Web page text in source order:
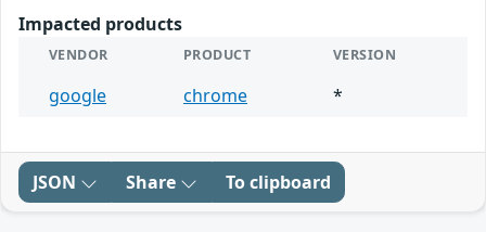
Impacted products
VENDOR PRODUCT VERSION
google chrome *
JSON Share To clipboard